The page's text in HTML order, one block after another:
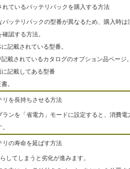
れているバッテリパックを購入する方法
ッテリパックの型番が異なるため、購入時は
認する方法。
記載されている型番。
載されているカタログのオプション品ページ。
記載してある型番
。
リを長持ちさせる方法
ランを「省電力」モードに設定すると、消費
リの寿命を延ばす方法
してしまうと劣化が進みます。